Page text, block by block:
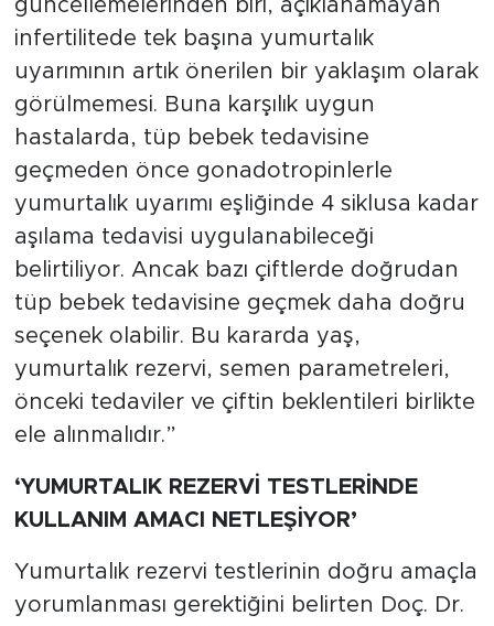
güncellemelerinden biri, açıklanamayan
infertilitede tek başına yumurtalık
uyarımının artık önerilen bir yaklaşım olarak
görülmemesi. Buna karşılık uygun
hastalarda, tüp bebek tedavisine
geçmeden önce gonadotropinlerle
yumurtalık uyarımı eşliğinde 4 siklusa kadar
aşılama tedavisi uygulanabileceği
belirtiliyor. Ancak bazı çiftlerde doğrudan
tüp bebek tedavisine geçmek daha doğru
seçenek olabilir. Bu kararda yaş,
yumurtalık rezervi, semen parametreleri,
önceki tedaviler ve çiftin beklentileri birlikte
ele alınmalıdır.”
‘YUMURTALIK REZERVİ TESTLERİNDE
KULLANIM AMACI NETLEŞİYOR’
Yumurtalık rezervi testlerinin doğru amaçla
yorumlanması gerektiğini belirten Doç. Dr.